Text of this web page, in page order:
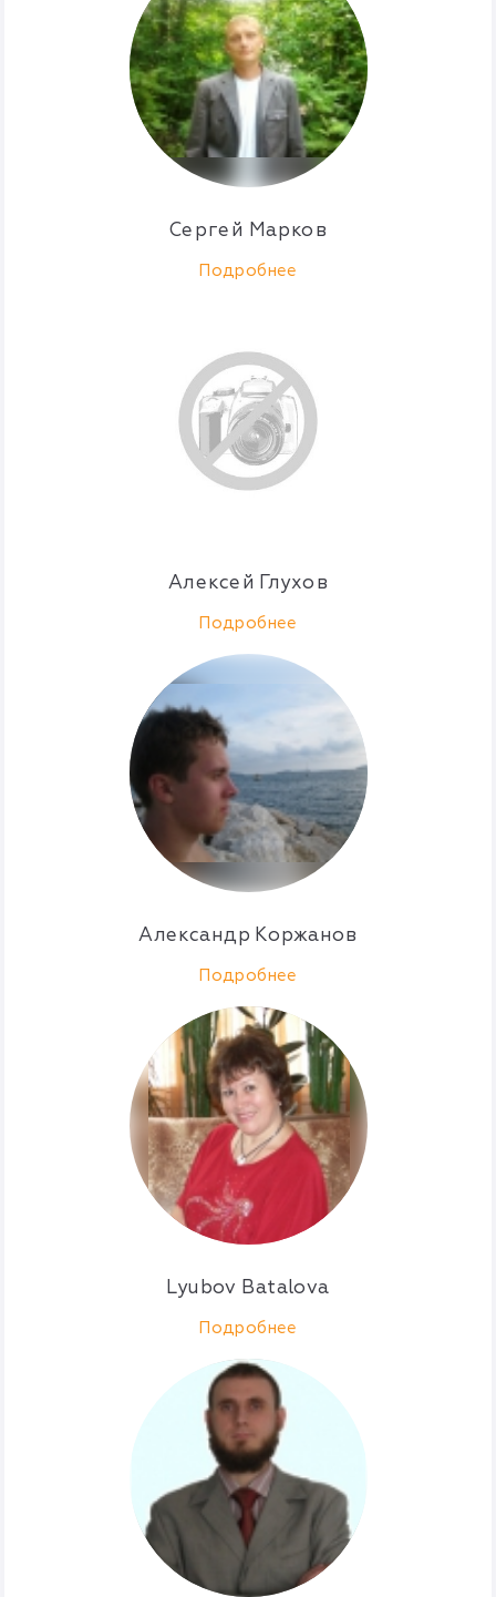
Сергей Марков
Подробнее
Алексей Глухов
Подробнее
Александр Коржанов
Подробнее
Lyubov Batalova
Подробнее